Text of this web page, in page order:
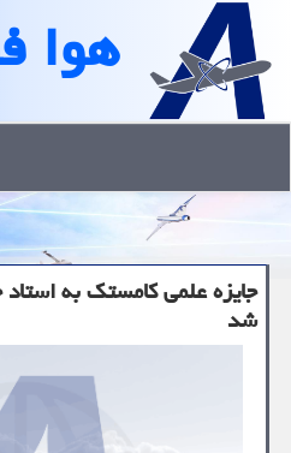
هوا
جایزه علمی كامستك به
شد